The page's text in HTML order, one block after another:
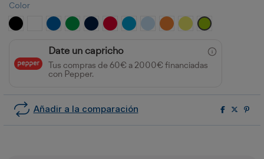
Color
NEGRO BLANCOROYAL VERDE HELECHO
MARINOROJO TURQUESACELESTENARANJA FLUOR
AMARILLO FLUOR
LIMA
Date un capricho
Tus compras de 60€ a 2000€ financiadas
con Pepper.
Añadir a la comparación